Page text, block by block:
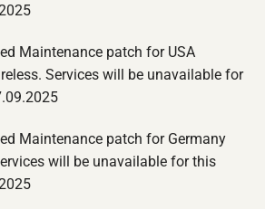
Maintenance patch for USA
Services will be unavailable for
Maintenance patch for Germany
will be unavailable for this